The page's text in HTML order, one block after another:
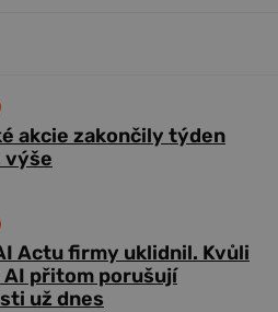
akcie zakončily týden
výše
Actu firmy uklidnil. Kvůli
AI přitom porušují
už dnes